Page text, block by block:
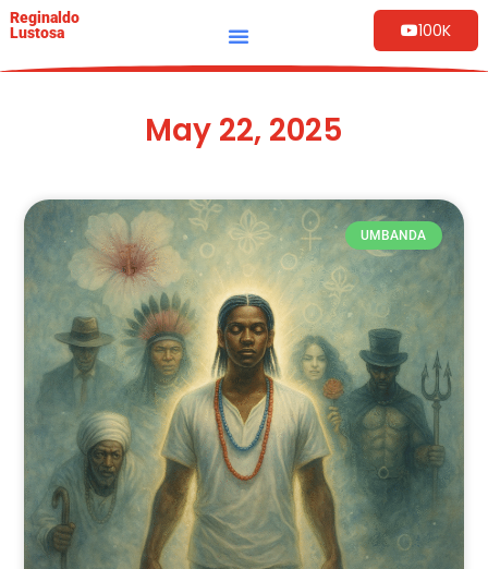
Reginaldo
Lustosa
100K
May 22, 2025
UMBANDA